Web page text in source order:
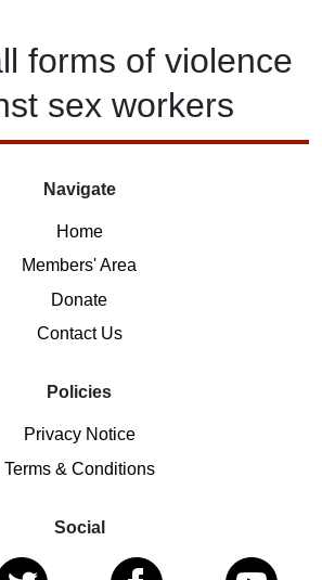
forms of violence
sex workers
Navigate
Home
Members' Area
Donate
Contact Us
Policies
Privacy Notice
Terms & Conditions
Social